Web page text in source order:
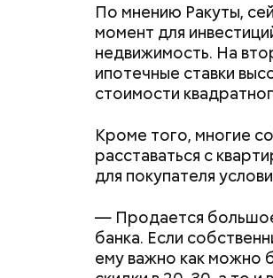
По мнению Ракуты,
момент для
недвижимость. На
ипотечные ставки
стоимости
Кроме того, многие
расставаться с
для покупателя
— Продается большое
банка. Если
ему важно как можно
они подавляют рост
кишечнике, сообщил
нужно застыть на
нельзя ни в коем
не стоит пытаться